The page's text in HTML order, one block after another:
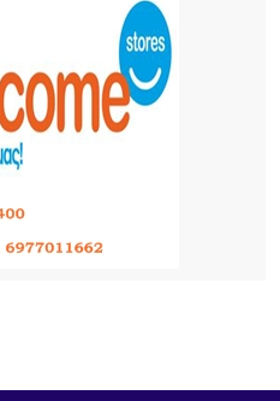
και για τη Λήμνο
χρόνια της Νέας
και
2026 |
Αιγαίο – Η Λήμνος στο